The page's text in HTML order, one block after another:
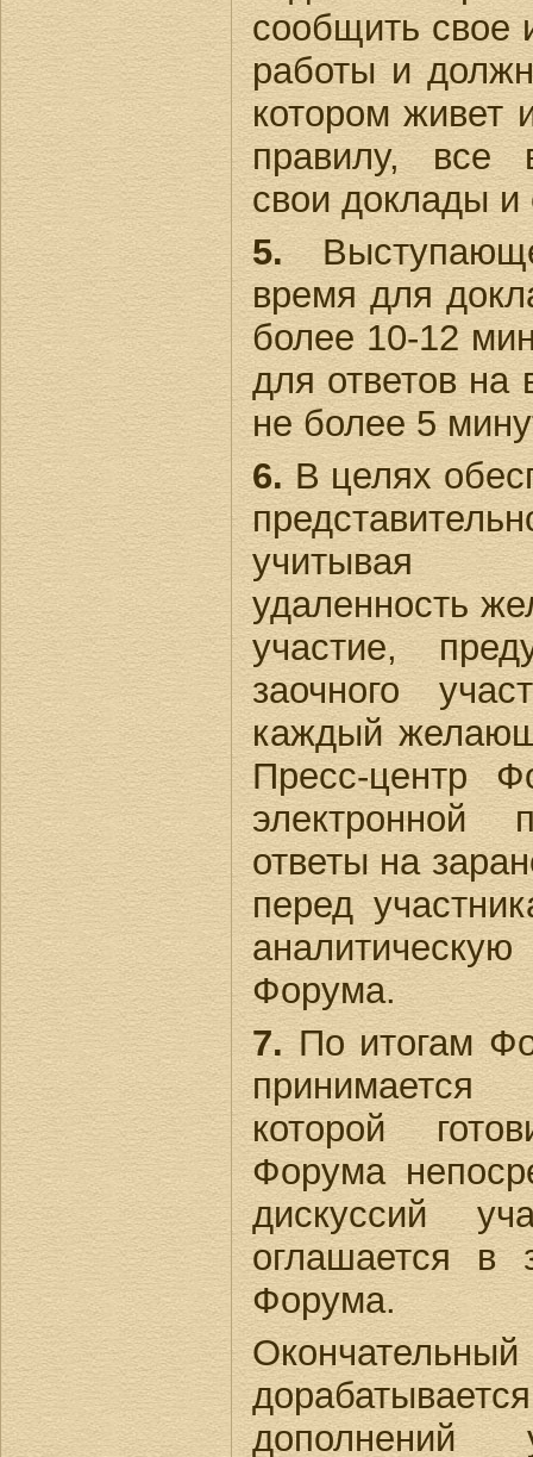
сообщить
работы и
котором живет
правилу, все
свои доклады
5.
время для
более 10-12
для ответов на
не более 5
6.В целях
учитывая
удаленность
участие,
заочного
каждый
Пресс-центр
электронной
ответы на
перед
Форума.
7.По итогам
которой
Форума
дискуссий
оглашается в
Форума.
дополнений